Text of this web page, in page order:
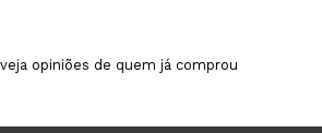
opiniões de quem já comprou